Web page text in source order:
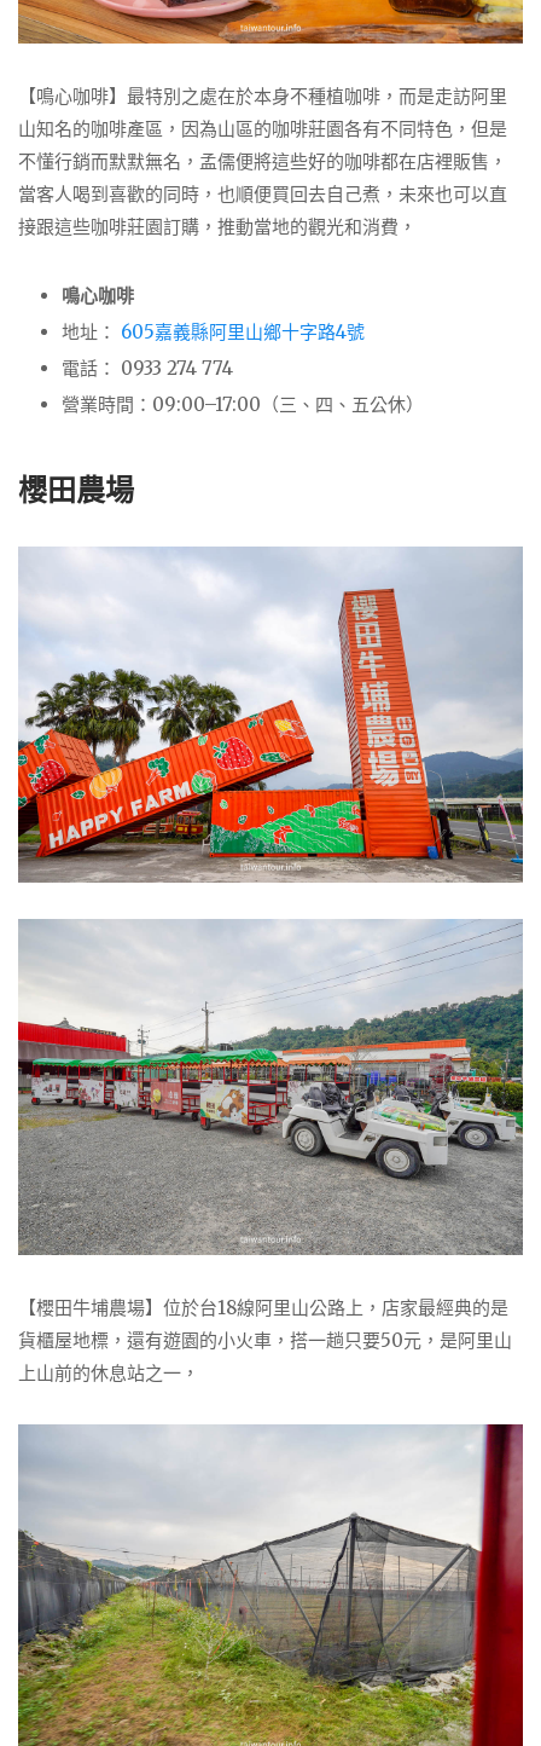
【鳴心咖啡】最特別之處在於本身不種植咖啡，而是走訪阿里
山知名的咖啡產區，因為山區的咖啡莊園各有不同特色，但是
不懂行銷而默默無名，孟儒便將這些好的咖啡都在店裡販售，
當客人喝到喜歡的同時，也順便買回去自己煮，未來也可以直
接跟這些咖啡莊園訂購，推動當地的觀光和消費，
鳴心咖啡
地址 ： 605嘉義縣阿里山鄉十字路4號
電話 ： 0933 274 774
營業時間：09:00–17:00（三、四、五公休）
櫻田農場
【櫻田牛埔農場】位於台18線阿里山公路上，店家最經典的是
貨櫃屋地標，還有遊園的小火車，搭一趟只要50元，是阿里山
上山前的休息站之一，